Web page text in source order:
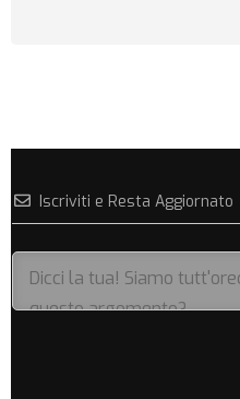
Iscriviti e Resta Aggiornato